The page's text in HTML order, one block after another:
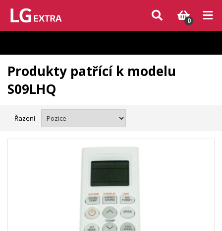
Vzhledem k aktuální situaci se může dodání dílů, které nejsou skladem,
zpozdit. Děkujeme za pochopení.
0
Produkty patřící k modelu
S09LHQ
Řazení